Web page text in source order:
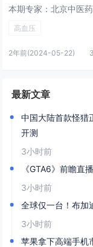
高血压
2年前(2024-05-22)
最新文章
中国大陆首款怪猎
开测
3小时前
《GTA6》前瞻直
3小时前
全球仅一台！布加
3小时前
苹果拿下高端手机